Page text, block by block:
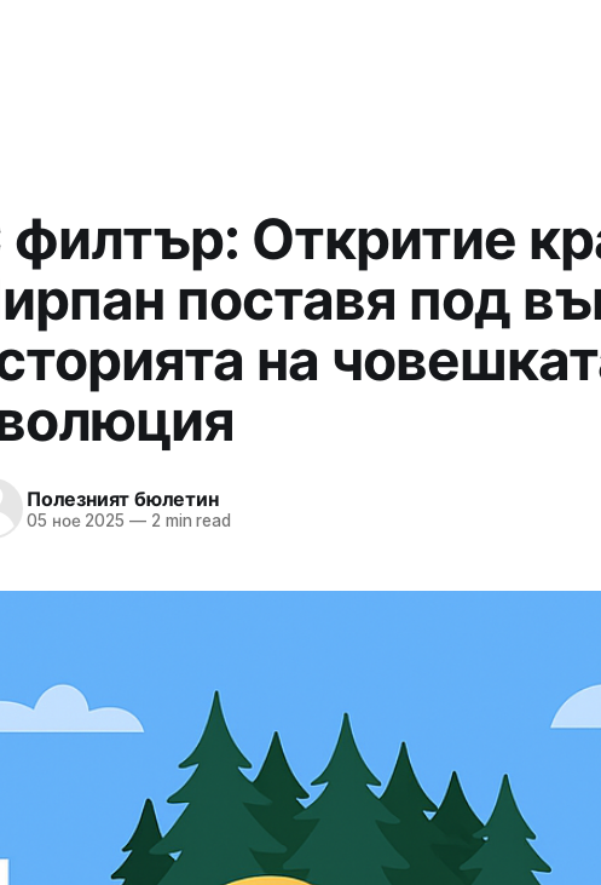
Откритие
поставя под
на
Полезният бюлетин
05 ное 2025 —2 min read